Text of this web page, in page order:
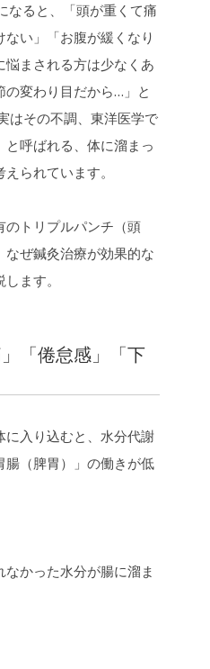
ると、「頭が重くて痛
い」「お腹が緩くなり
まされる方は少なくあ
の変わり目だから…」と
はその不調、東洋医学で
呼ばれる、体に溜まっ
られています。
トリプルパンチ（頭
ぜ鍼灸治療が効果的な
ます。
「倦怠感」「下
入り込むと、水分代謝
腸（脾胃）」の働きが低
かった水分が腸に溜ま